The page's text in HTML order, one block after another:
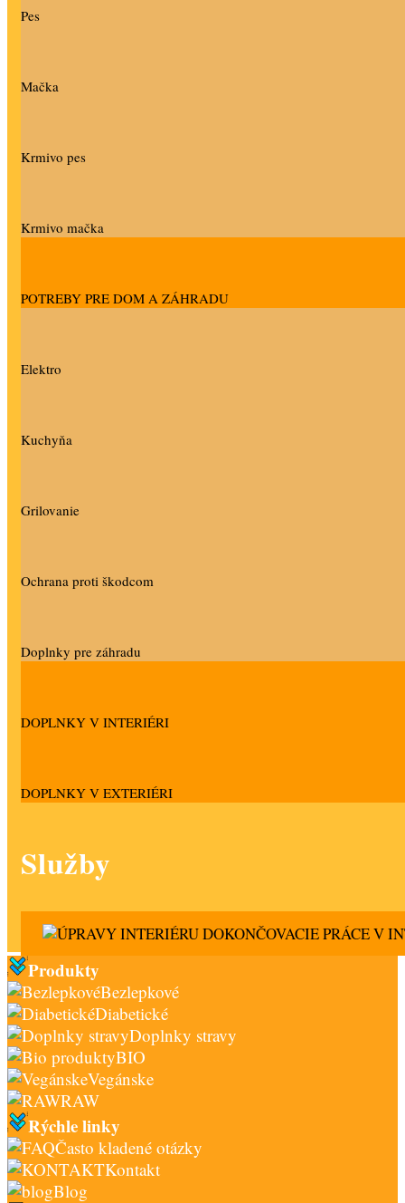
Pes
Mačka
Krmivo pes
Krmivo mačka
POTREBY PRE DOM A ZÁHRADU
Elektro
Kuchyňa
Grilovanie
Ochrana proti škodcom
Doplnky pre záhradu
DOPLNKY V INTERIÉRI
DOPLNKY V EXTERIÉRI
Služby
DOKONČOVACIE PRÁCE V
Produkty
Bezlepkové
Diabetické
Doplnky stravy
BIO
Vegánske
RAW
Rýchle linky
Často kladené otázky
Kontakt
Blog